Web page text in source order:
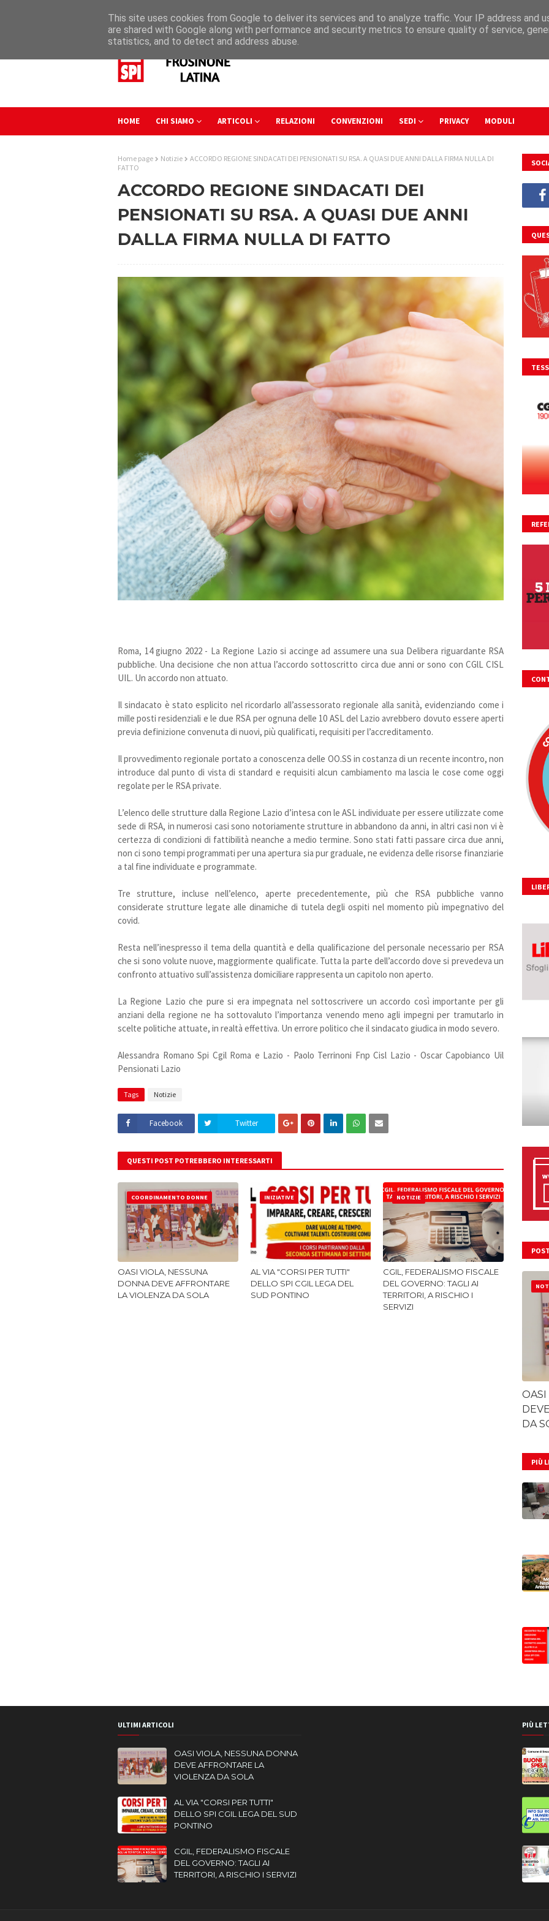
HOME CHI SIAMO ARTICOLI RELAZIONI CONVENZIONI SEDI PRIVACY MODULI
Home page Notizie
ACCORDO REGIONE SINDACATI DEI PENSIONATI SU RSA. A QUASI DUE ANNI DALLA FIRMA NULLA DI
FATTO
ACCORDO REGIONE SINDACATI DEI
PENSIONATI SU RSA. A QUASI DUE ANNI
DALLA FIRMA NULLA DI FATTO
Roma, 14 giugno 2022 - La Regione Lazio si accinge ad assumere una sua Delibera riguardante RSA
pubbliche. Una decisione che non attua l’accordo sottoscritto circa due anni or sono con CGlL CISL
UIL. Un accordo non attuato.
Il sindacato è stato esplicito nel ricordarlo all’assessorato regionale alla sanità, evidenziando come i
mille posti residenziali e le due RSA per ognuna delle 10 ASL del Lazio avrebbero dovuto essere aperti
previa definizione convenuta di nuovi, più qualificati, requisiti per l’accreditamento.
Il provvedimento regionale portato a conoscenza delle OO.SS in costanza di un recente incontro, non
introduce dal punto di vista di standard e requisiti alcun cambiamento ma lascia le cose come oggi
regolate per le RSA private.
L’elenco delle strutture dalla Regione Lazio d’intesa con le ASL individuate per essere utilizzate come
sede di RSA, in numerosi casi sono notoriamente strutture in abbandono da anni, in altri casi non vi è
certezza di condizioni di fattibilità neanche a medio termine. Sono stati fatti passare circa due anni,
non ci sono tempi programmati per una apertura sia pur graduale, ne evidenza delle risorse finanziarie
a tal fine individuate e programmate.
Tre strutture, incluse nell’elenco, aperte precedentemente, più che RSA pubbliche vanno
considerate strutture legate alle dinamiche di tutela degli ospiti nel momento più impegnativo del
covid.
Resta nell’inespresso il tema della quantità e della qualificazione del personale necessario per RSA
che si sono volute nuove, maggiormente qualificate. Tutta la parte dell’accordo dove si prevedeva un
confronto attuativo sull’assistenza domiciliare rappresenta un capitolo non aperto.
La Regione Lazio che pure si era impegnata nel sottoscrivere un accordo così importante per gli
anziani della regione ne ha sottovaluto l’importanza venendo meno agli impegni per tramutarlo in
scelte politiche attuate, in realtà effettiva. Un errore politico che il sindacato giudica in modo severo.
Alessandra Romano Spi Cgil Roma e Lazio - Paolo Terrinoni Fnp Cisl Lazio - Oscar Capobianco Uil
Pensionati Lazio
Tags Notizie
Facebook Twitter
QUESTI POST POTREBBERO INTERESSARTI
COORDINAMENTO DONNE
OASI VIOLA, NESSUNA
DONNA DEVE AFFRONTARE
LA VIOLENZA DA SOLA
INIZIATIVE
AL VIA "CORSI PER TUTTI"
DELLO SPI CGIL LEGA DEL
SUD PONTINO
NOTIZIE
CGIL, FEDERALISMO FISCALE
DEL GOVERNO: TAGLI AI
TERRITORI, A RISCHIO I
SERVIZI
NO
DA
PIÙ
ULTIMI ARTICOLI
OASI VIOLA, NESSUNA DONNA
DEVE AFFRONTARE LA
VIOLENZA DA SOLA
AL VIA "CORSI PER TUTTI"
DELLO SPI CGIL LEGA DEL SUD
PONTINO
CGIL, FEDERALISMO FISCALE
DEL GOVERNO: TAGLI AI
TERRITORI, A RISCHIO I SERVIZI
PIÙ
This site uses cookies from Google to deliver its services and to analyze traffic. Your IP address and
are shared with Google along with performance and security metrics to ensure quality of service,
statistics, and to detect and address abuse.